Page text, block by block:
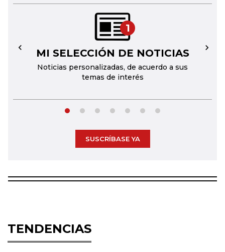
1
MI SELECCIÓN DE NOTICIAS
Noticias personalizadas, de acuerdo a sus
temas de interés
← →
SUSCRÍBASE YA
TENDENCIAS